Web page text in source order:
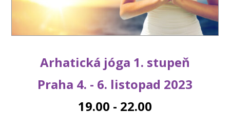
Arhatická jóga 1. stupeň
Praha 4. - 6. listopad 2023
19.00 - 22.00